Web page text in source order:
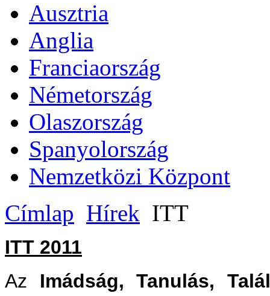
Ausztria
Anglia
Franciaország
Németország
Olaszország
Spanyolország
Nemzetközi Központ
Címlap Hírek ITT
ITT 2011
Az Imádság, Tanulás,